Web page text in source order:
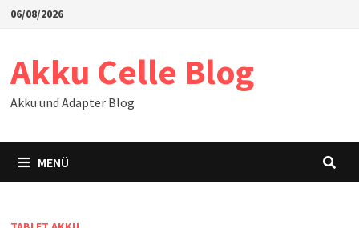
Zum06/08/2026
Akku Celle Blog
Akku und Adapter Blog
MENÜ